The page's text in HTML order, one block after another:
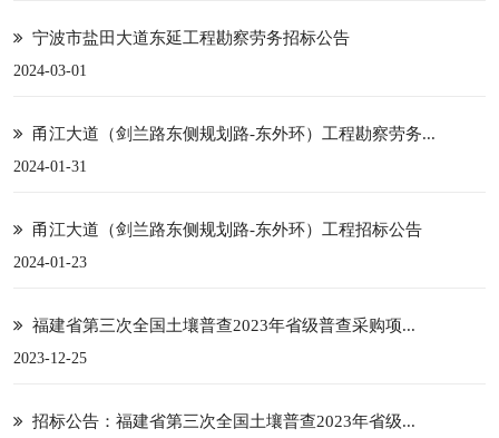
宁波市盐田大道东延工程勘察劳务招标公告
2024-03-01
甬江大道（剑兰路东侧规划路-东外环）工程勘察劳务...
2024-01-31
甬江大道（剑兰路东侧规划路-东外环）工程招标公告
2024-01-23
福建省第三次全国土壤普查2023年省级普查采购项...
2023-12-25
招标公告：福建省第三次全国土壤普查2023年省级...